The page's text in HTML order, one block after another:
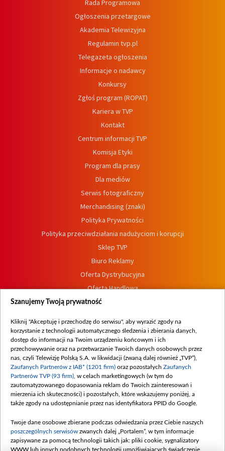
Rada Programowa
Ogłoszenia przetargowe
Akademia Telewizyjna
Regulamin tvp.pl
Telegazeta ogłoszenia
Informacje o nadawcy
Konkursy
Zgłoś program (ROPAT)
Kariera w TVP
Kontakt
Centrum informacji TVP
Komisja Etyki
Program dla prasy
Dla mediów
Serwis fotograficzny
Merchandising (znaki)
Polityka Prywatności
Polityka przeciwdziałania nadużyciom i korupcji
Sklep TVP
Biuro Reklamy
Oferta Dystrybucyjna
Oferta Handlowa
Dostępność
Procedura zgłoszeń wewnętrznych
Szanujemy Twoją prywatność
Kliknij "Akceptuję i przechodzę do serwisu", aby wyrazić zgody na
korzystanie z technologii automatycznego śledzenia i zbierania danych,
dostęp do informacji na Twoim urządzeniu końcowym i ich
przechowywanie oraz na przetwarzanie Twoich danych osobowych przez
nas, czyli Telewizję Polską S.A. w likwidacji (zwaną dalej również „TVP”),
Zaufanych Partnerów z IAB* (1201 firm) oraz pozostałych Zaufanych
Partnerów TVP (93 firm) , w celach marketingowych (w tym do
zautomatyzowanego dopasowania reklam do Twoich zainteresowań i
mierzenia ich skuteczności) i pozostałych, które wskazujemy poniżej, a
także zgody na udostępnianie przez nas identyfikatora PPID do Google.
Twoje dane osobowe zbierane podczas odwiedzania przez Ciebie naszych
poszczególnych serwisów zwanych dalej „Portalem”, w tym informacje
zapisywane za pomocą technologii takich jak: pliki cookie, sygnalizatory
WWW lub innych podobnych technologii umożliwiających świadczenie